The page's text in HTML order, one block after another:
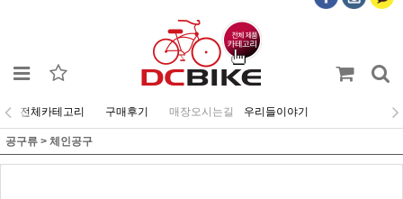
전체카테고리 구매후기 매장오시는길 우리들이야기
공구류 > 체인공구